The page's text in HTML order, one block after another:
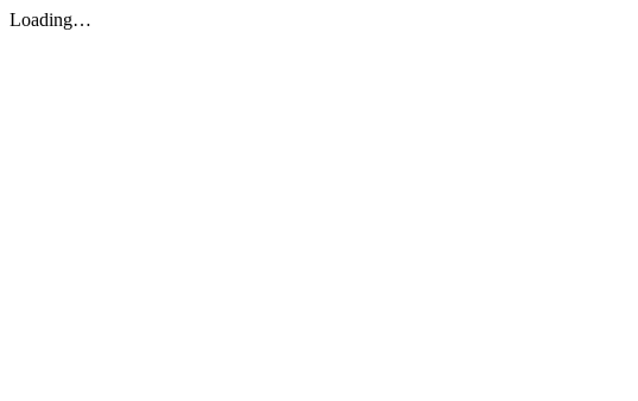
Loading…